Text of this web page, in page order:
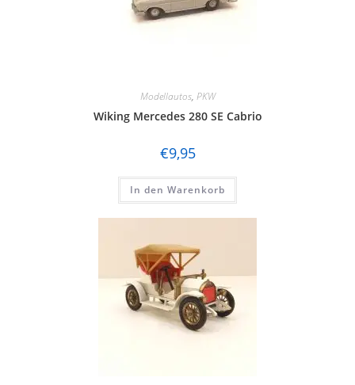
Modellautos, PKW
Wiking Mercedes 280 SE Cabrio
€9,95
In den Warenkorb